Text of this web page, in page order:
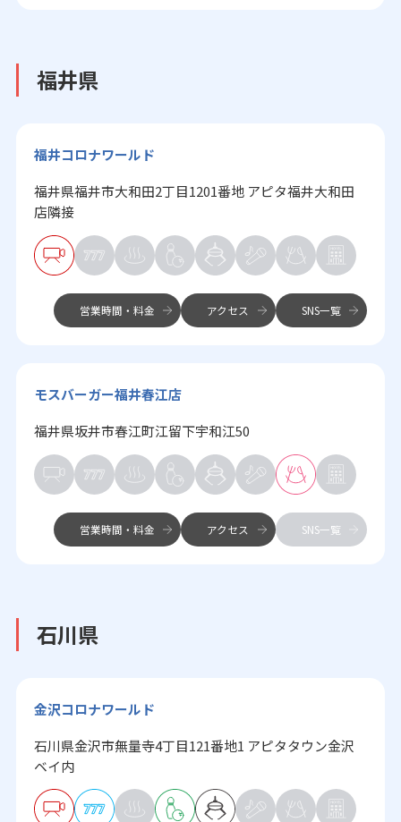
福井県
福井コロナワールド
福井県福井市大和田2丁目1201番地 アピタ福井大和田
店隣接
営業時間・料金 アクセス SNS一覧
モスバーガー福井春江店
福井県坂井市春江町江留下宇和江50
営業時間・料金 アクセス SNS一覧
石川県
金沢コロナワールド
石川県金沢市無量寺4丁目121番地1 アピタタウン金沢
ベイ内